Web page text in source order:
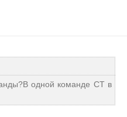
одной команде СТ в